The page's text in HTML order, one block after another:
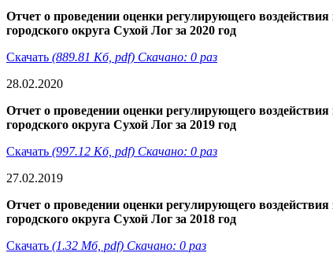
Отчет о проведении оценки регулирующего
городского округа Сухой Лог за 2020 год
Скачать (889.81 Кб, pdf) Скачано: 0 раз
28.02.2020
Отчет о проведении оценки регулирующего
городского округа Сухой Лог за 2019 год
Скачать (997.12 Кб, pdf) Скачано: 0 раз
27.02.2019
Отчет о проведении оценки регулирующего
городского округа Сухой Лог за 2018 год
Скачать (1.32 Мб, pdf) Скачано: 0 раз